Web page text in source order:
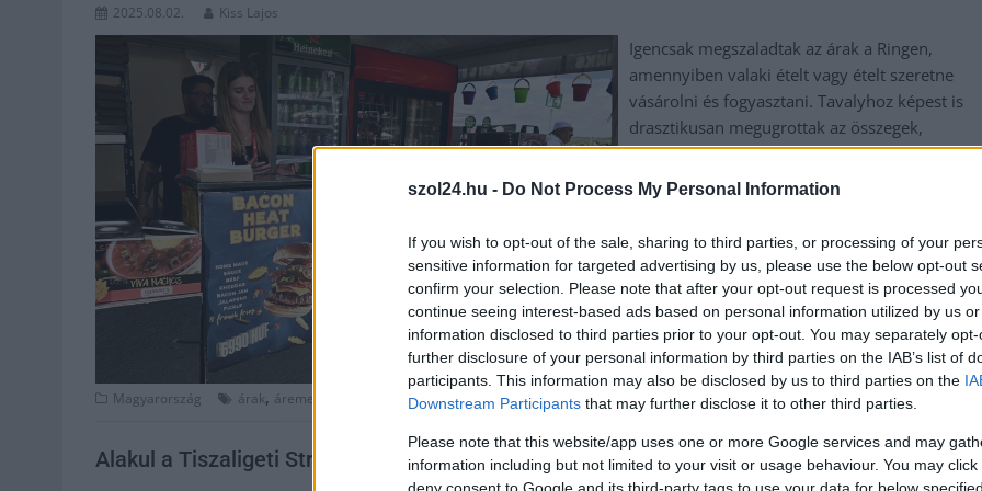
szol24.hu - Do Not Process My Personal Information
If you wish to opt-out of the sale, sharing to third parties, or processing of your
sensitive information for targeted advertising by us, please use the below opt-out
confirm your selection. Please note that after your opt-out request is processed
continue seeing interest-based ads based on personal information utilized by us
information disclosed to third parties prior to your opt-out. You may separately
further disclosure of your personal information by third parties on the IAB’s list of
participants. This information may also be disclosed by us to third parties on the
Downstream Participants that may further disclose it to other third parties.
Please note that this website/app uses one or more Google services and may
information including but not limited to your visit or usage behaviour. You may
deny consent to Google and its third-party tags to use your data for below
2025.08.02. Kiss Lajos
Igencsak megszaladtak az árak a Ringen,
amennyiben valaki ételt vagy ételt szeretne
vásárolni és fogyasztani. Tavalyhoz képest is
drasztikusan megugrottak az összegek,
amiket fizetnünk kell. Jobb, ha ülve olvassuk
el.
Magyarország árak, áremelés drágulás,étel,hamburger,hungaroring,infláció,ital,magyar nagydíj
Alakul a Tiszaligeti Strand étterme, de sok szolnoki a fürdőzéssel is megelégedne már